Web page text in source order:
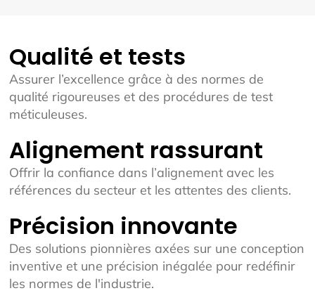
Qualité et tests
Assurer l’excellence grâce à des normes de
qualité rigoureuses et des procédures de test
méticuleuses.
Alignement rassurant
Offrir la confiance dans l’alignement avec les
références du secteur et les attentes des clients.
Précision innovante
Des solutions pionnières axées sur une conception
inventive et une précision inégalée pour redéfinir
les normes de l'industrie.